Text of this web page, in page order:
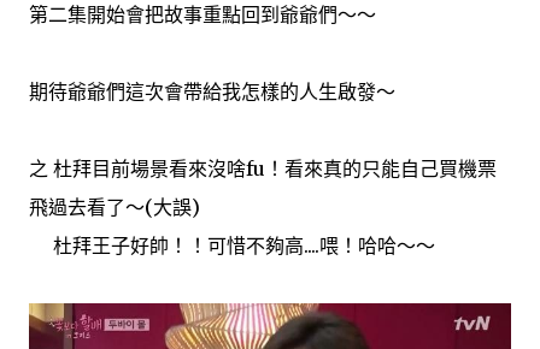
第二集開始會把故事重點回到爺爺們～～
期待爺爺們這次會帶給我怎樣的人生啟發～
之 杜拜目前場景看來沒啥fu！看來真的只能自己買機票
飛過去看了～(大誤)
杜拜王子好帥！！可惜不夠高....喂！哈哈～～